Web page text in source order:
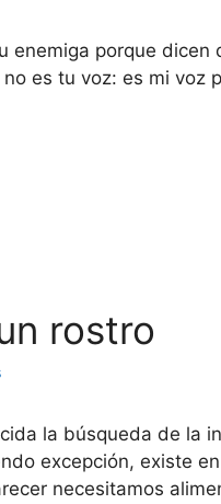
enemiga porque
es tu voz: es mi
rostro
la búsqueda de la
excepción, existe
necesitamos